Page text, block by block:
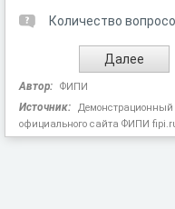
Количество
Автор: ФИПИ
Источник:
официального сайта ФИПИ